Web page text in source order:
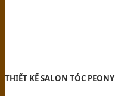
THIẾT KẾ SALON TÓC PEONY